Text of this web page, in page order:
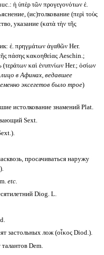
ἡ ὑπὲρ τῶν προγεγονότων ἐ.
(ис)толкование (περὶ τοὺς
указание (κατὰ τὴν τῆς
ἐ. πρηγμάτων ἀγαθῶν Her.
πάσης κακοηθείας Aeschin.;
(τεράτων καὶ ἐνυπνίων Her.; ὁσίων
в Афинах, ведавшее
эксегетов было трое)
истолкование знамений Plat.
Sext.
просачиваться наружу
etc.
Diog. L.
застольных лож (οἶκος Diod.).
Dem.